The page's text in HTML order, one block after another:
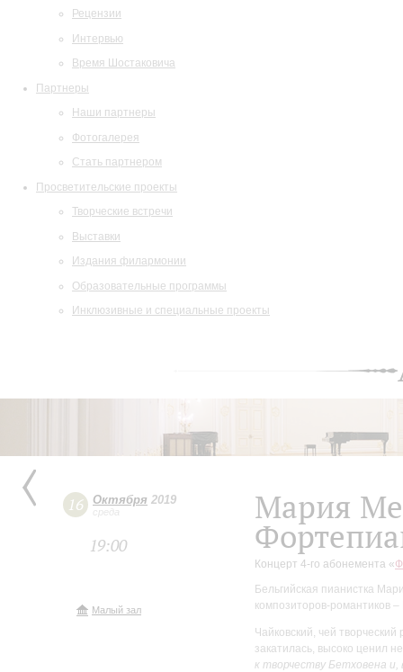
Рецензии
Интервью
Время Шостаковича
Партнеры
Наши партнеры
Фотогалерея
Стать партнером
Просветительские проекты
Творческие встречи
Выставки
Издания филармонии
Образовательные программы
Инклюзивные и специальные проекты
16 Октября 2019
среда
19:00
Малый зал
Мария
Концерт 4-го абонемента «
Бельгийская пианистка
композиторов-романтиков
Чайковский, чей
закатилась, высоко ценил
к творчеству Бетховена